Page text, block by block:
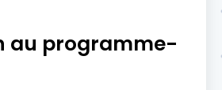
au programme-